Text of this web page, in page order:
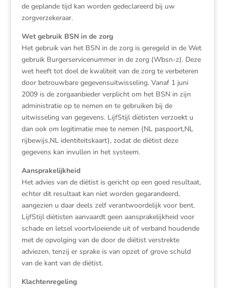
de geplande tijd kan worden gedeclareerd bij uw
zorgverzekeraar.
Wet gebruik BSN in de zorg
Het gebruik van het BSN in de zorg is geregeld in de Wet
gebruik Burgerservicenummer in de zorg (Wbsn-z). Deze
wet heeft tot doel de kwaliteit van de zorg te verbeteren
door betrouwbare gegevensuitwisseling. Vanaf 1 juni
2009 is de zorgaanbieder verplicht om het BSN in zijn
administratie op te nemen en te gebruiken bij de
uitwisseling van gegevens. LijfStijl diëtisten verzoekt u
dan ook om legitimatie mee te nemen (NL paspoort,NL
rijbewijs,NL identiteitskaart), zodat de diëtist deze
gegevens kan invullen in het systeem.
Aansprakelijkheid
Het advies van de diëtist is gericht op een goed resultaat,
echter dit resultaat kan niet worden gegarandeerd,
aangezien u daar deels zelf verantwoordelijk voor bent.
LijfStijl diëtisten aanvaardt geen aansprakelijkheid voor
schade en letsel voortvloeiende uit of verband houdende
met de opvolging van de door de diëtist verstrekte
adviezen, tenzij er sprake is van opzet of grove schuld
van de kant van de diëtist.
Klachtenregeling